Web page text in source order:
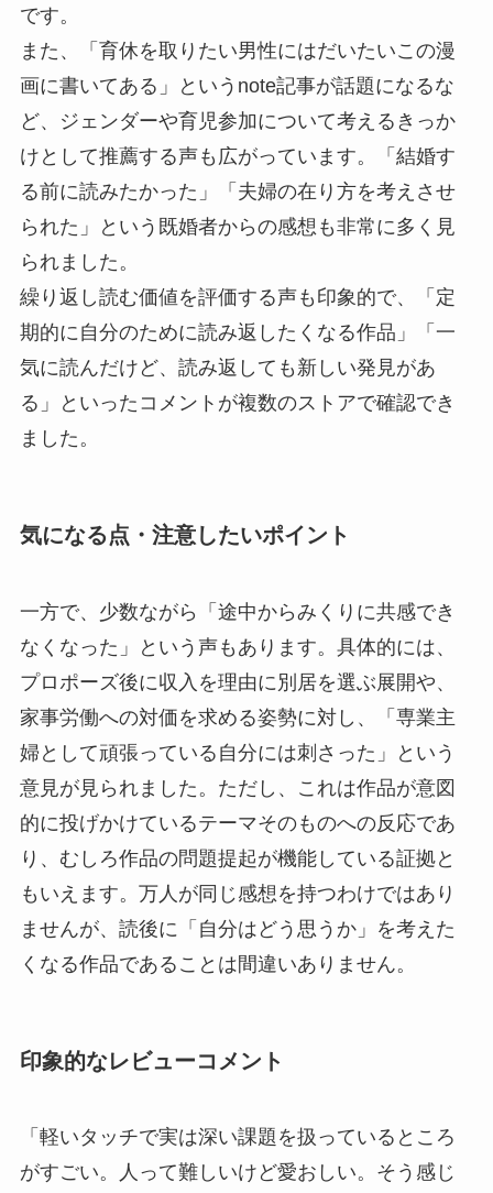
です。
また、「育休を取りたい男性にはだいたいこの漫
画に書いてある」というnote記事が話題になるな
ど、ジェンダーや育児参加について考えるきっか
けとして推薦する声も広がっています。「結婚す
る前に読みたかった」「夫婦の在り方を考えさせ
られた」という既婚者からの感想も非常に多く見
られました。
繰り返し読む価値を評価する声も印象的で、「定
期的に自分のために読み返したくなる作品」「一
気に読んだけど、読み返しても新しい発見があ
る」といったコメントが複数のストアで確認でき
ました。
気になる点・注意したいポイント
一方で、少数ながら「途中からみくりに共感でき
なくなった」という声もあります。具体的には、
プロポーズ後に収入を理由に別居を選ぶ展開や、
家事労働への対価を求める姿勢に対し、「専業主
婦として頑張っている自分には刺さった」という
意見が見られました。ただし、これは作品が意図
的に投げかけているテーマそのものへの反応であ
り、むしろ作品の問題提起が機能している証拠と
もいえます。万人が同じ感想を持つわけではあり
ませんが、読後に「自分はどう思うか」を考えた
くなる作品であることは間違いありません。
印象的なレビューコメント
「軽いタッチで実は深い課題を扱っているところ
がすごい。人って難しいけど愛おしい。そう感じ